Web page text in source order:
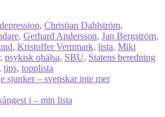
, Christian Dahlström,
, Gerhard Andersson, Jan Bergström,
, Kristoffer Vernmark, lista, Miki
, psykisk ohälsa, SBU, Statens beredning
, tips, topplista
sjunker – svenskar inte mer
i – min lista